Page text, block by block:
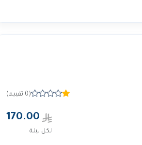
(0 تقييم)
170.00
لكل ليلة